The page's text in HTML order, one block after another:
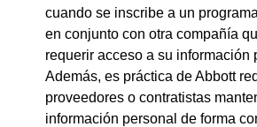
cuando se inscribe a un
en conjunto con otra compañía
requerir acceso a su información
Además, es práctica de Abbott
proveedores o contratistas
información personal de forma